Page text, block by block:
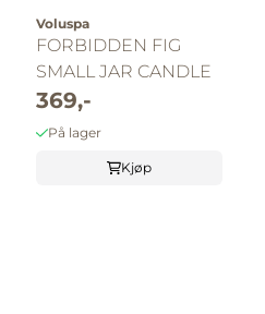
Voluspa
FORBIDDEN FIG
SMALL JAR CANDLE
369,-
På lager
Kjøp